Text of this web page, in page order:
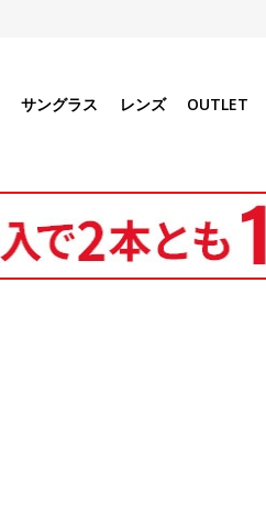
サングラス レンズ OUTLET